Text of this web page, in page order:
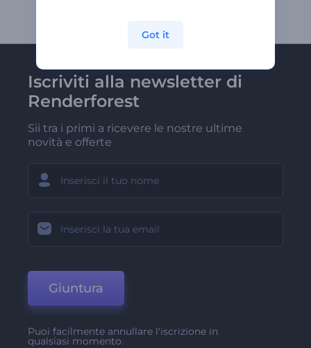
Iscriviti alla newsletter di
Renderforest
Sii tra i primi a ricevere le nostre ultime
novità e offerte
Giuntura
Puoi facilmente annullare l'iscrizione in
qualsiasi momento.
Got it